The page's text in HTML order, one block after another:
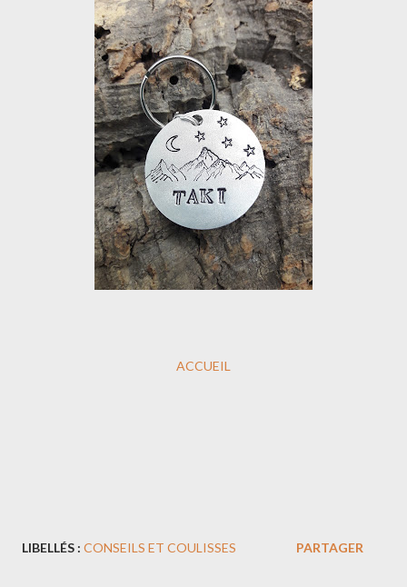
ACCUEIL
LIBELLÉS : CONSEILS ET COULISSES PARTAGER